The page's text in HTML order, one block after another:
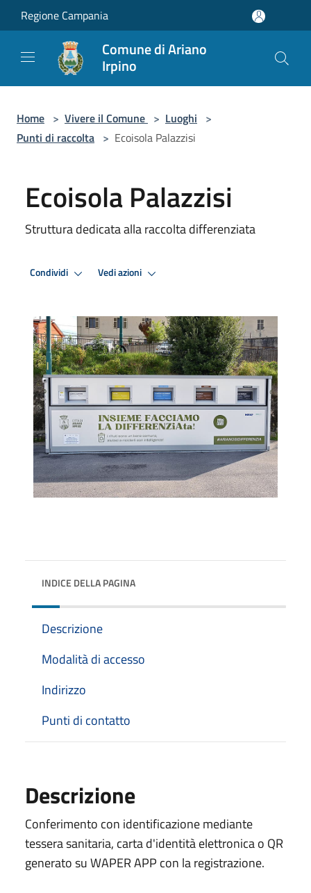
Salta al contenuto principale
Regione Campania
Comune di Ariano
Irpino
Home > Vivere il Comune > Luoghi >
Punti di raccolta > Ecoisola Palazzisi
Ecoisola Palazzisi
Struttura dedicata alla raccolta differenziata
Condividi Vedi azioni
INDICE DELLA PAGINA
Descrizione
Modalità di accesso
Indirizzo
Punti di contatto
Descrizione
Conferimento con identificazione mediante
tessera sanitaria, carta d'identità elettronica o QR
generato su WAPER APP con la registrazione.